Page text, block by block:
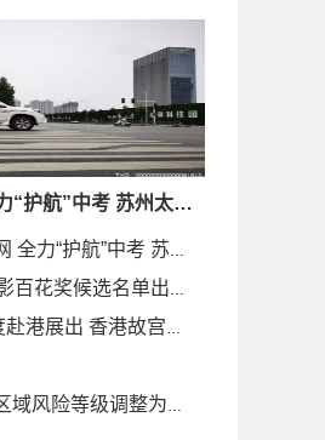
筑牢安全防护网 全力“护航”中考 苏州太平街道这样做
筑牢安全防护网 全力“护航”中考 苏州太平街道这样做
第36届大众电影百花奖候选名单出炉 易烊千玺成最佳男主角
914件珍宝首度赴港展出 香港故宫文化博物馆首展预告公布
哈尔滨市部分区域风险等级调整为低风险